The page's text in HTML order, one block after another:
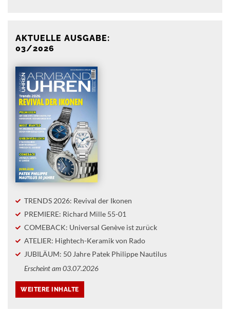
AKTUELLE AUSGABE:
03/2026
TRENDS 2026: Revival der Ikonen
PREMIERE: Richard Mille 55-01
COMEBACK: Universal Genève ist zurück
ATELIER: Hightech-Keramik von Rado
JUBILÄUM: 50 Jahre Patek Philippe Nautilus
Erscheint am 03.07.2026